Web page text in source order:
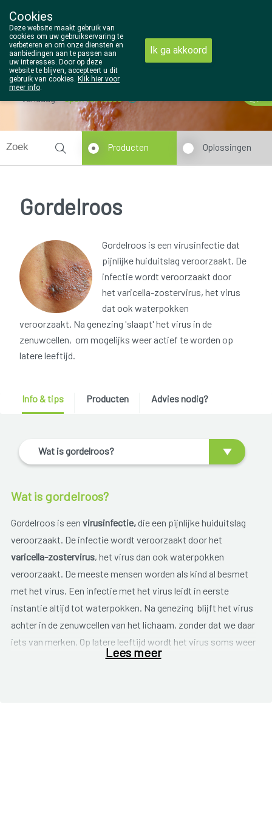
014/810298
Vandaag open tot 18u30
Producten Oplossingen
Gordelroos
Gordelroos is een virusinfectie dat
pijnlijke huiduitslag veroorzaakt. De
infectie wordt veroorzaakt door
het varicella-zostervirus, het virus
dat ook waterpokken
veroorzaakt. Na genezing 'slaapt' het virus in de
zenuwcellen, om mogelijks weer actief te worden op
latere leeftijd.
Info & tips Producten Advies nodig?
Wat is gordelroos?
Wat is gordelroos?
Gordelroos is een virusinfectie,die een pijnlijke huiduitslag
veroorzaakt. De infectie wordt veroorzaakt door het
varicella-zostervirus, het virus dan ook waterpokken
veroorzaakt. De meeste mensen worden als kind al besmet
met het virus. Een infectie met het virus leidt in eerste
instantie altijd tot waterpokken. Na genezing blijft het virus
achter in de zenuwcellen van het lichaam, zonder dat we daar
iets van merken. Op latere leeftijd wordt het virus soms weer
actief en kan het zich via een zenuw naar de huid verspreiden
Lees meer
Cookies
Deze website maakt gebruik van
cookies om uw gebruikservaring te
verbeteren en om onze diensten en
aanbiedingen aan te passen aan
uw interesses. Door op deze
website te blijven, accepteert u dit
gebruik van cookies. Klik hier voor
meer info.
Ik ga akkoord